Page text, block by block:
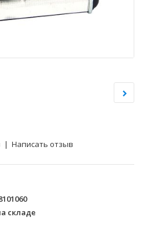
| Написать отзыв
складе